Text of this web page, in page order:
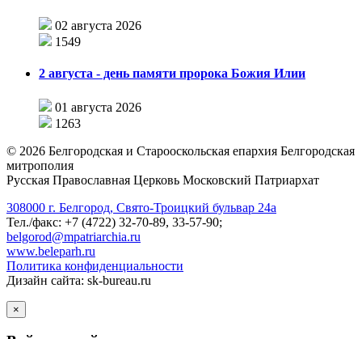
02 августа 2026
1549
2 августа - день памяти пророка Божия Илии
01 августа 2026
1263
© 2026 Белгородская и Старооскольская епархия Белгородская
митрополия
Русская Православная Церковь Московский Патриархат
308000 г. Белгород, Свято-Троицкий бульвар 24а
Тел./факс: +7 (4722) 32-70-89, 33-57-90;
belgorod@mpatriarchia.ru
www.beleparh.ru
Политика конфиденциальности
Дизайн сайта: sk-bureau.ru
×